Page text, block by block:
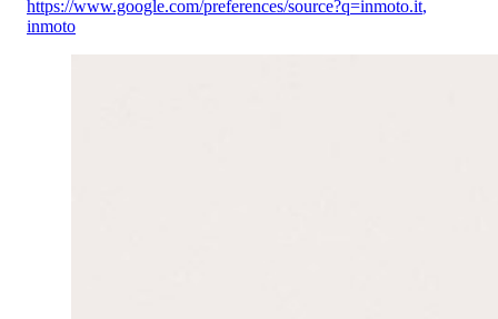
https://www.google.com/preferences/source?q=inmoto.it,
inmoto